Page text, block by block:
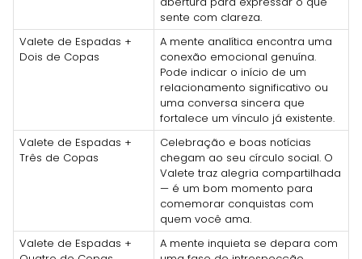
sente com clareza.
Valete de Espadas +
Dois de Copas
A mente analítica encontra uma
conexão emocional genuína.
Pode indicar o início de um
relacionamento significativo ou
uma conversa sincera que
fortalece um vínculo já existente.
Valete de Espadas +
Três de Copas
Celebração e boas notícias
chegam ao seu círculo social. O
Valete traz alegria compartilhada
— é um bom momento para
comemorar conquistas com
quem você ama.
Valete de Espadas +
A mente inquieta se depara com